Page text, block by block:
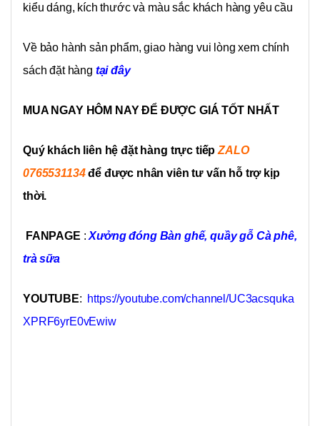
kiểu dáng, kích thước và màu sắc khách hàng yêu cầu
Về bảo hành sản phẩm, giao hàng vui lòng xem chính
sách đặt hàng tại đây
MUA NGAY HÔM NAY ĐỂ ĐƯỢC GIÁ TỐT NHẤT
Quý khách liên hệ đặt hàng trực tiếp ZALO
0765531134 để được nhân viên tư vấn hỗ trợ kịp
thời.
FANPAGE : Xưởng đóng Bàn ghế, quầy gỗ Cà phê,
trà sữa
YOUTUBE: https://youtube.com/channel/UC3acsquka
XPRF6yrE0vEwiw